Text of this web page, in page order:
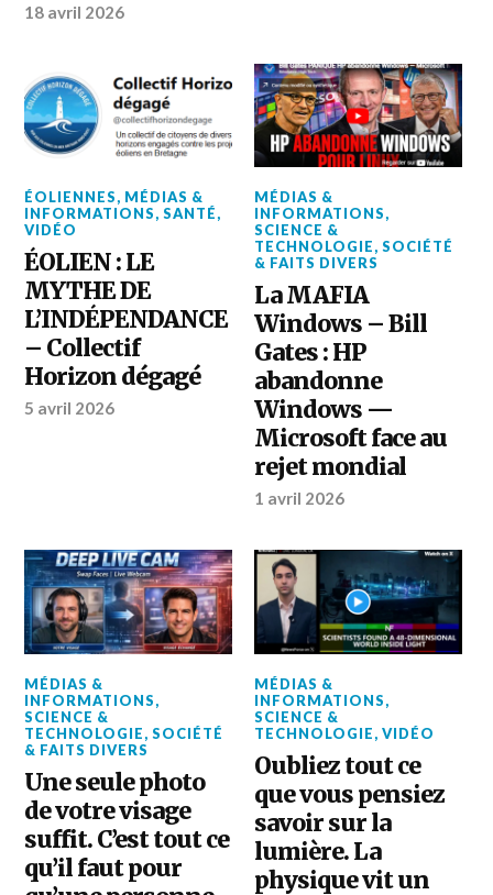
18 avril 2026
ÉOLIENNES, MÉDIAS &
INFORMATIONS,SANTÉ,
VIDÉO
ÉOLIEN : LE
MYTHE DE
L’INDÉPENDANCE
– Collectif
Horizon dégagé
5 avril 2026
MÉDIAS &
INFORMATIONS,
SCIENCE &
TECHNOLOGIE,SOCIÉTÉ
& FAITS DIVERS
La MAFIA
Windows – Bill
Gates : HP
abandonne
Windows —
Microsoft face au
rejet mondial
1 avril 2026
MÉDIAS &
INFORMATIONS,
SCIENCE &
TECHNOLOGIE,SOCIÉTÉ
& FAITS DIVERS
Une seule photo
de votre visage
suffit. C’est tout ce
qu’il faut pour
MÉDIAS &
INFORMATIONS,
SCIENCE &
TECHNOLOGIE,VIDÉO
Oubliez tout ce
que vous pensiez
savoir sur la
lumière. La
physique vit un